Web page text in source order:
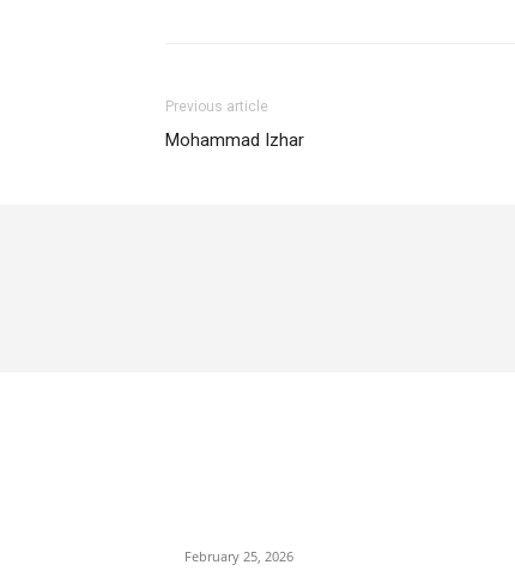
Previous article
Mohammad Izhar
February 25, 2026